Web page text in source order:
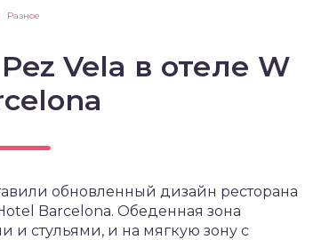
Разное
Vela в отеле W
обновленный дизайн ресторана
Barcelona. Обеденная зона
и стульями, и на мягкую зону с